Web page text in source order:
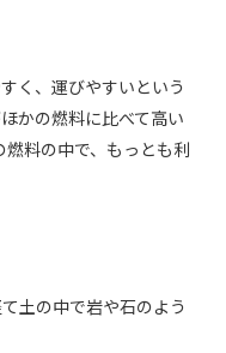
く、運びやすいという
かの燃料に比べて高い
料の中で、もっとも利
土の中で岩や石のよう